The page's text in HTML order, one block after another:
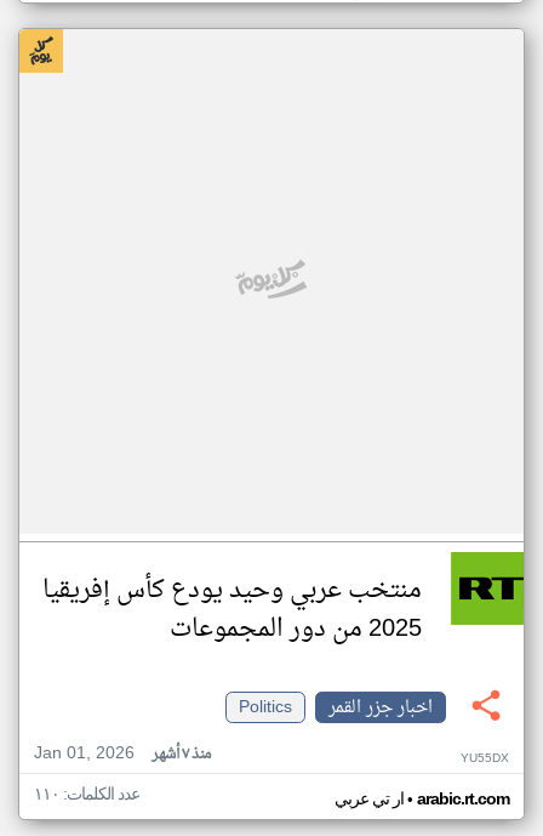
منتخب عربي وحيد يودع كأس إفريقيا
2025 من دور المجموعات
اخبار جزر القمر
Politics
Jan 01, 2026
منذ ٧ أشهر YU55DX
ار تي عربي• arabic.rt.com عدد الكلمات: ١١٠